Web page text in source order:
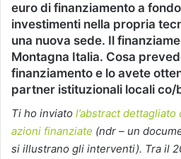
euro di finanziamento a
investimenti nella propria
una nuova sede. Il
Montagna Italia. Cosa
finanziamento e lo avete
partner istituzionali locali co/
Ti ho inviato l’abstract
azioni finanziate (ndr – un
si illustrano gli interventi). Tra il